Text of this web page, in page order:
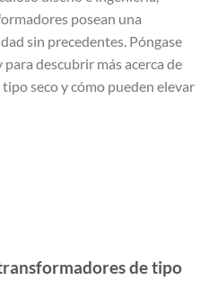
posean una
sin precedentes. Póngase
descubrir más acerca de
seco y cómo pueden elevar
de tipo